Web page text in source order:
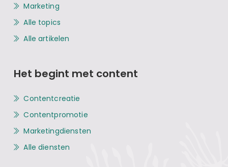
Marketing
Alle topics
Alle artikelen
Het begint met content
Contentcreatie
Contentpromotie
Marketingdiensten
Alle diensten